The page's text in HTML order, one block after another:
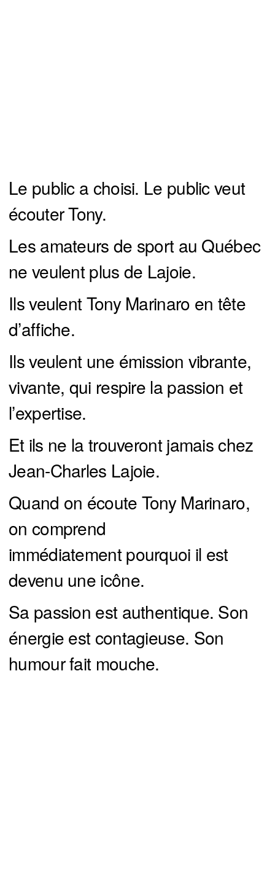
Le public a choisi. Le public veut
écouter Tony.
Les amateurs de sport au Québec
ne veulent plus de Lajoie.
Ils veulent Tony Marinaro en tête
d’affiche.
Ils veulent une émission vibrante,
vivante, qui respire la passion et
l’expertise.
Et ils ne la trouveront jamais chez
Jean-Charles Lajoie.
Quand on écoute Tony Marinaro,
on comprend
immédiatement pourquoi il est
devenu une icône.
Sa passion est authentique. Son
énergie est contagieuse. Son
humour fait mouche.